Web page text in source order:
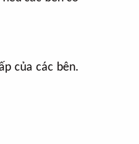
của các bên.